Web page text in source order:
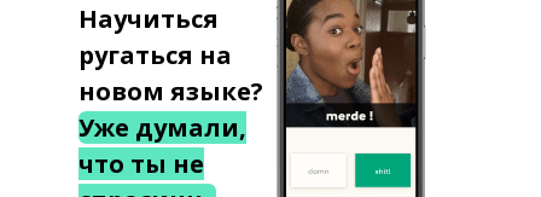
Научиться
ругаться на
новом языке?
Уже думали,
что ты не